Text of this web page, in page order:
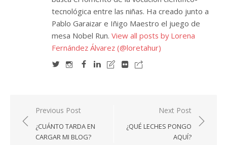
tecnológica entre las niñas. Ha creado junto a
Pablo Garaizar e Iñigo Maestro el juego de
mesa Nobel Run. View all posts by Lorena
Fernández Álvarez (@loretahur)
Navegación
de
entradas
Previous Post
¿CUÁNTO TARDA EN
CARGAR MI BLOG?
Next Post
¿QUÉ LECHES PONGO
AQUÍ?